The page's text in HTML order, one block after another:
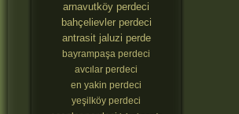
arnavutköy perdeci
bahçelievler perdeci
antrasit jaluzi perde
bayrampaşa perdeci
avcılar perdeci
en yakin perdeci
yeşilköy perdeci